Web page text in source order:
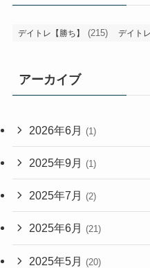
デイトレ【勝ち】 (215) デイト
アーカイブ
2026年6月 (1)
2025年9月 (1)
2025年7月 (2)
2025年6月 (21)
2025年5月 (20)